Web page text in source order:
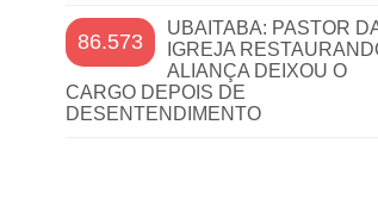
86.573
UBAITABA: PASTOR
IGREJA
ALIANÇA DEIXOU O
CARGO DEPOIS DE
DESENTENDIMENTO